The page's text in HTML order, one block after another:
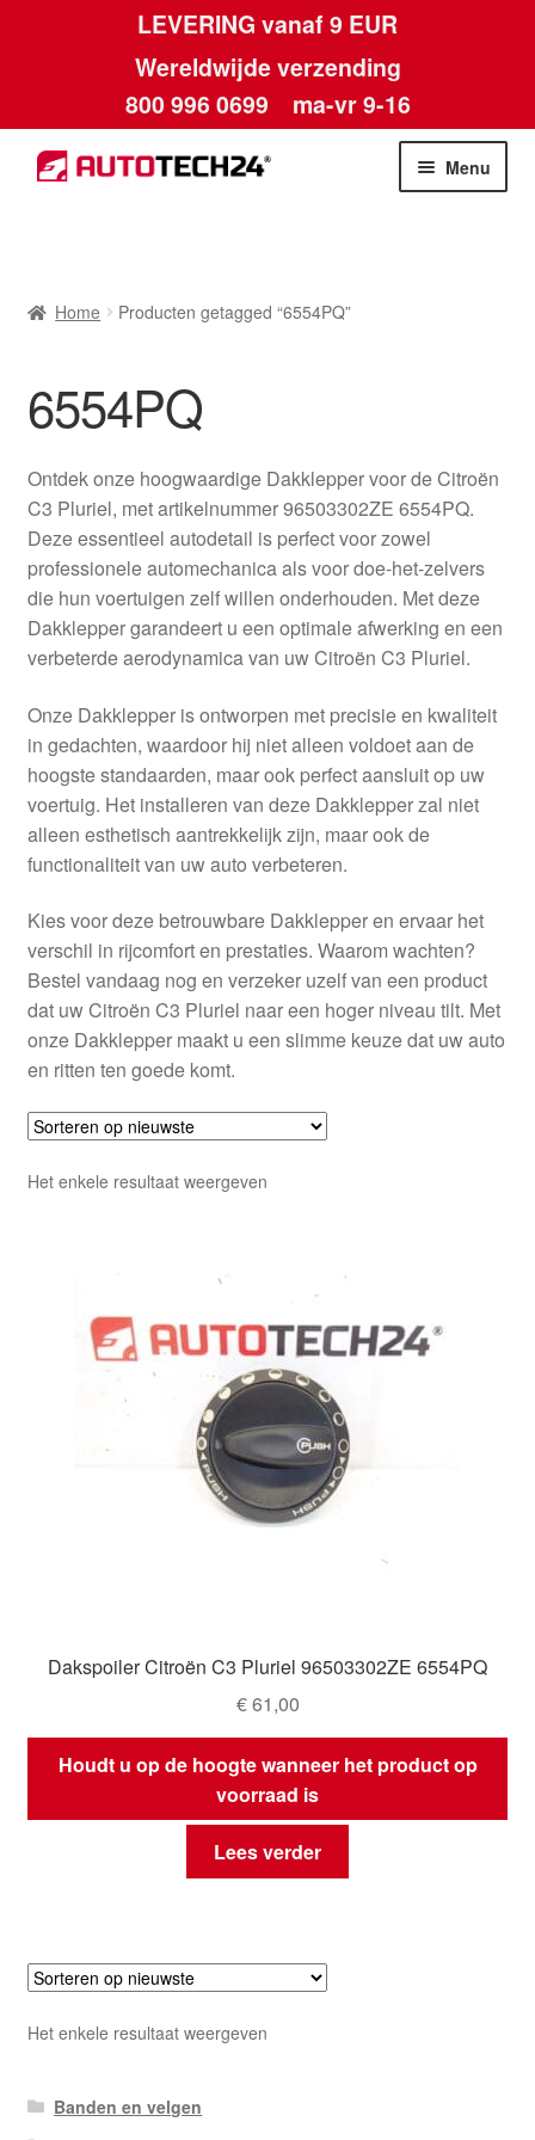
LEVERING vanaf 9 EUR
Wereldwijde verzending
800 996 0699 ma-vr 9-16
Ga
door
Ga
naar
Menu
Betalingen
Contact
Kassa
Klachten
Klachtenprocedure
Levering
Mijn account
Over ons
Privacybeleid
Wereldwijde verzending
Winkelwagen
Home Producten getagged “6554PQ”
6554PQ
Ontdek onze hoogwaardige Dakklepper voor de Citroën
C3 Pluriel, met artikelnummer 96503302ZE 6554PQ.
Deze essentieel autodetail is perfect voor zowel
professionele automechanica als voor doe-het-zelvers
die hun voertuigen zelf willen onderhouden. Met deze
Dakklepper garandeert u een optimale afwerking en een
verbeterde aerodynamica van uw Citroën C3 Pluriel.
Onze Dakklepper is ontworpen met precisie en kwaliteit
in gedachten, waardoor hij niet alleen voldoet aan de
hoogste standaarden, maar ook perfect aansluit op uw
voertuig. Het installeren van deze Dakklepper zal niet
alleen esthetisch aantrekkelijk zijn, maar ook de
functionaliteit van uw auto verbeteren.
Kies voor deze betrouwbare Dakklepper en ervaar het
verschil in rijcomfort en prestaties. Waarom wachten?
Bestel vandaag nog en verzeker uzelf van een product
dat uw Citroën C3 Pluriel naar een hoger niveau tilt. Met
onze Dakklepper maakt u een slimme keuze dat uw auto
en ritten ten goede komt.
Het enkele resultaat weergeven
Dakspoiler Citroën C3 Pluriel 96503302ZE 6554PQ
€61,00
Houdt u op de hoogte wanneer het product op
voorraad is
Lees verder
Het enkele resultaat weergeven
Banden en velgen